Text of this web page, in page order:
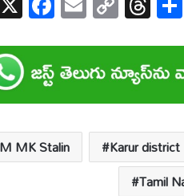
ac
e
b
o
o
k
m
ail
o
p
y
Li
n
k
hr
e
a
d
s
MK Stalin Karur district
Tamil